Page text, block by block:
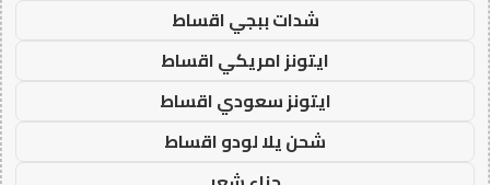
شدات ببجي اقساط
ايتونز امريكي اقساط
ايتونز سعودي اقساط
شحن يلا لودو اقساط